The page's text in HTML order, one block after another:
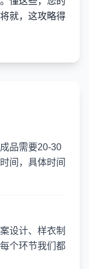
就，这攻略得
品需要20-30
间，具体时间
设计、样衣制
个环节我们都